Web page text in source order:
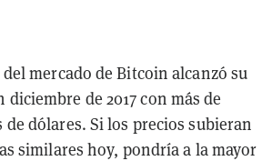
mercado de Bitcoin alcanzó su
de 2017 con más de
dólares. Si los precios subieran
similares hoy, pondría a la mayor